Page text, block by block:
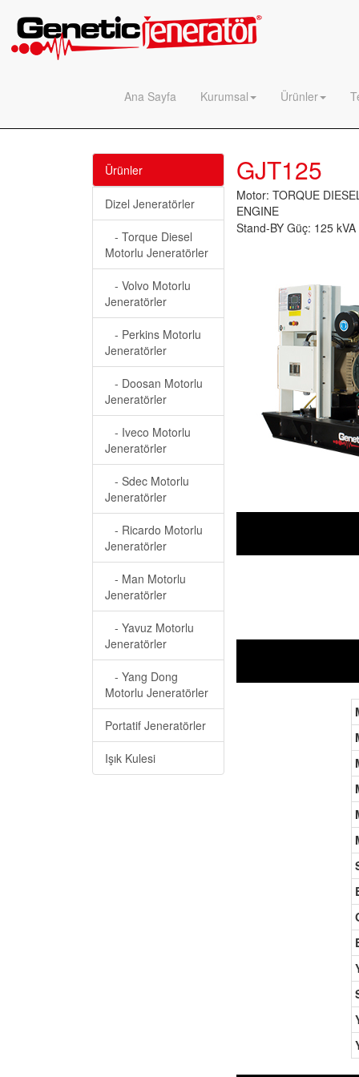
Ana Sayfa Kurumsal Ürünler
Ürünler
Dizel Jeneratörler
- Torque Diesel
Motorlu Jeneratörler
- Volvo Motorlu
Jeneratörler
- Perkins Motorlu
Jeneratörler
- Doosan Motorlu
Jeneratörler
- Iveco Motorlu
Jeneratörler
- Sdec Motorlu
Jeneratörler
- Ricardo Motorlu
Jeneratörler
- Man Motorlu
Jeneratörler
- Yavuz Motorlu
Jeneratörler
- Yang Dong
Motorlu Jeneratörler
Portatif Jeneratörler
Işık Kulesi
GJT125
Motor: TORQUE
ENGINE
Stand-BY Güç: 125 kVA